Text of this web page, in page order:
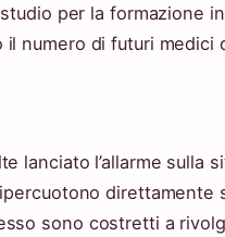
per la formazione
il numero di futuri
lanciato l’allarme
direttamente
sono costretti a